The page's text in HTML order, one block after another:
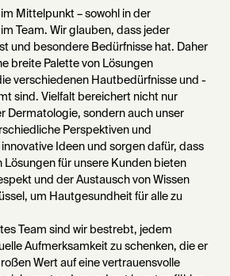
Mittelpunkt – sowohl in der
Team. Wir glauben, dass jeder
und besondere Bedürfnisse hat. Daher
breite Palette von Lösungen
verschiedenen Hautbedürfnisse und -
sind. Vielfalt bereichert nicht nur
Dermatologie, sondern auch unser
Perspektiven und
Ideen und sorgen dafür, dass
Lösungen für unsere Kunden bieten
und der Austausch von Wissen
um Hautgesundheit für alle zu
Team sind wir bestrebt, jedem
Aufmerksamkeit zu schenken, die er
Wert auf eine vertrauensvolle